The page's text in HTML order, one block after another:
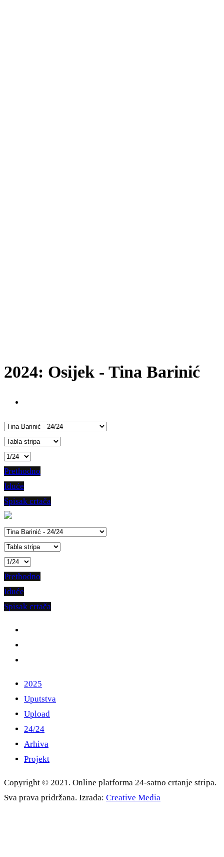
2024: Osijek - Tina Barinić
Prethodno
Iduće
Spisak crtača
Prethodno
Iduće
Spisak crtača
2025
Uputstva
Upload
24/24
Arhiva
Projekt
Copyright © 2021. Online platforma 24-satno crtanje stripa.
Sva prava pridržana. Izrada: Creative Media